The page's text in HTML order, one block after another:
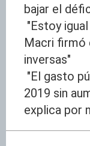
bajar el
"Estoy
Macri firmó
inversas"
"El gasto
2019 sin
explica por